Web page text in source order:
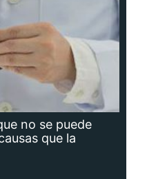
no se puede
que la